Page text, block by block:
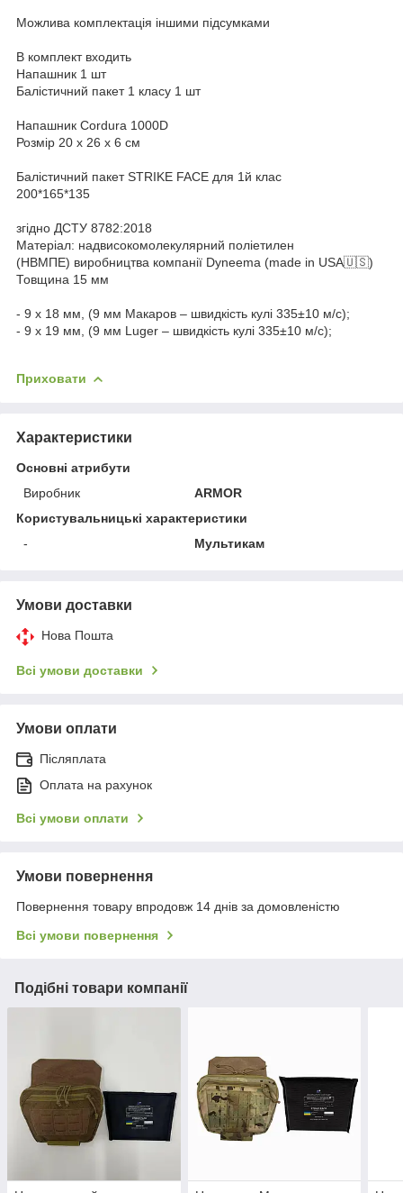
Можлива комплектація іншими підсумками
В комплект входить
Напашник 1 шт
Балістичний пакет 1 класу 1 шт
Напашник Cordura 1000D
Розмір 20 х 26 х 6 см
Балістичний пакет STRIKE FACE для 1й клас
200*165*135
згідно ДСТУ 8782:2018
Матеріал: надвисокомолекулярний поліетилен
(НВМПЕ) виробництва компанії Dyneema (made in USA🇺🇸)
Товщина 15 мм
- 9 х 18 мм, (9 мм Макаров – швидкість кулі 335±10 м/c);
- 9 х 19 мм, (9 мм Luger – швидкість кулі 335±10 м/c);
Приховати
Характеристики
Основні атрибути
Виробник
ARMOR
Користувальницькі характеристики
-
Мультикам
Умови доставки
Нова Пошта
Всі умови доставки
Умови оплати
Післяплата
Оплата на рахунок
Всі умови оплати
Умови повернення
Повернення товару впродовж 14 днів за домовленістю
Всі умови повернення
Подібні товари компанії